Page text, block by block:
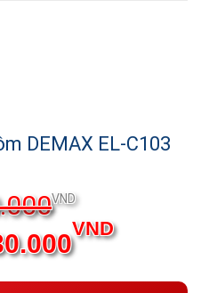
DEMAX EL-C103
VND
VND